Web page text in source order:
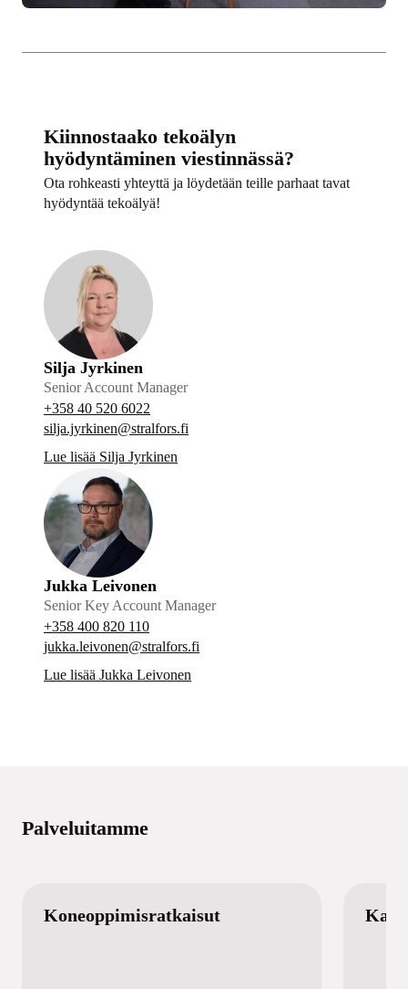
Kiinnostaako tekoälyn
hyödyntäminen viestinnässä?
Ota rohkeasti yhteyttä ja löydetään teille parhaat tavat
hyödyntää tekoälyä!
Silja Jyrkinen
Senior Account Manager
+358 40 520 6022
silja.jyrkinen@stralfors.fi
Lue lisää Silja Jyrkinen
Jukka Leivonen
Senior Key Account Manager
+358 400 820 110
jukka.leivonen@stralfors.fi
Lue lisää Jukka Leivonen
Palveluitamme
Koneoppimisratkaisut